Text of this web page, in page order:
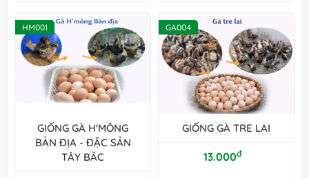
HM001
GIỐNG GÀ H'MÔNG
BẢN ĐỊA - ĐẶC SẢN
TÂY BĂC
GA004
GIỐNG GÀ TRE LAI
13.000đ